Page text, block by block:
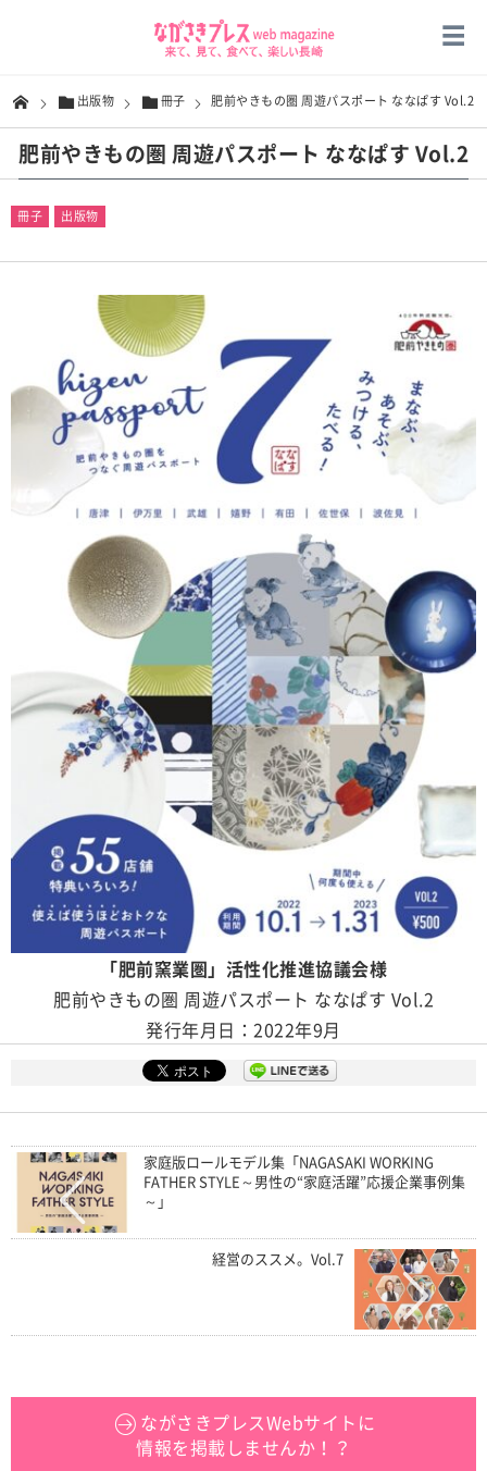
出版物 冊子 肥前やきもの圏 周遊パスポート ななぱす Vol.2
肥前やきもの圏 周遊パスポート ななぱす Vol.2
冊子 出版物
「肥前窯業圏」活性化推進協議会様
肥前やきもの圏 周遊パスポート ななぱす Vol.2
発行年月日：2022年9月
家庭版ロールモデル集「NAGASAKI WORKING
FATHER STYLE～男性の“家庭活躍”応援企業事例集
～」
経営のススメ。Vol.7
ながさきプレスWebサイトに
情報を掲載しませんか！？